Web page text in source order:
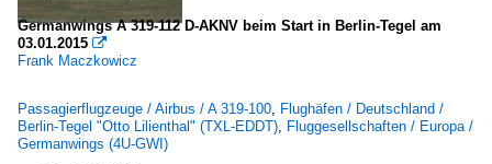
Germanwings A 319-112 D-AKNV beim Start in Berlin-Tegel am
03.01.2015 
Frank Maczkowicz
Passagierflugzeuge / Airbus / A 319-100, Flughäfen / Deutschland /
Berlin-Tegel "Otto Lilienthal" (TXL-EDDT), Fluggesellschaften / Europa /
Germanwings (4U-GWI)